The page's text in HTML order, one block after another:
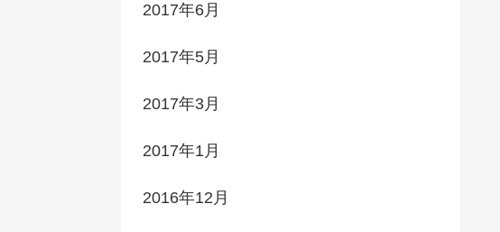
2017年6月
2017年5月
2017年3月
2017年1月
2016年12月